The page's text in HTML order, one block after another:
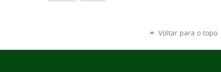
Voltar para o topo